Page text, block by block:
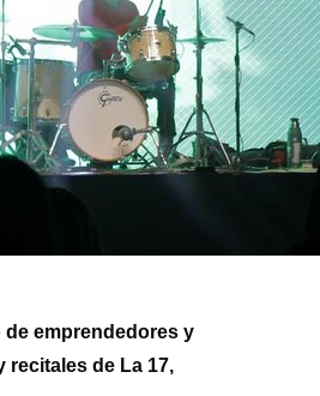
de emprendedores y
recitales de La 17,